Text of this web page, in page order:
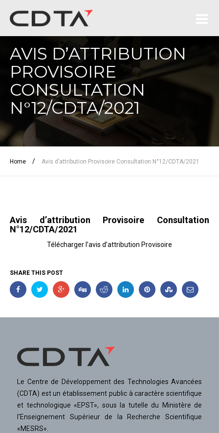
AVIS D’ATTRIBUTION
PROVISOIRE
CONSULTATION
N°12/CDTA/2021
Home / Avis d’attribution Provisoire Consultation N°12/CDTA/2021
Avis d’attribution Provisoire Consultation
N°12/CDTA/2021
Télécharger l’avis d’attribution Provisoire
SHARE THIS POST
Le Centre de Développement des Technologies Avancées
(CDTA) est un établissement public à caractère scientifique
et technologique «EPST», sous la tutelle du Ministère de
l'Enseignement Supérieur de la Recherche Scientifique
«MESRS».